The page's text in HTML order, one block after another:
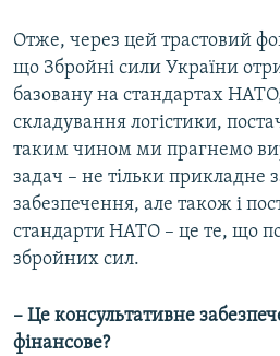
Отже, через цей трастовий
що Збройні сили України
базовану на стандартах
складування логістики,
таким чином ми прагнемо
задач – не тільки прикладне
забезпечення, але також і
стандарти НАТО – це те, що
збройних сил.
– Це консультативне
фінансове?